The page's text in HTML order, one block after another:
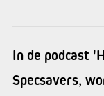
In de podcast
Specsavers,